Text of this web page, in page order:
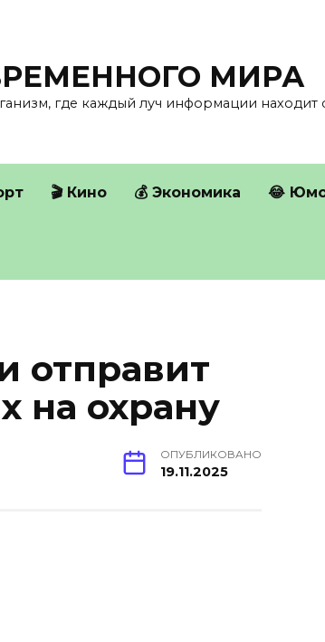
МИРА
где каждый луч информации находит
🎬 Кино 💰 Экономика 😂
отправит
на охрану
ОПУБЛИКОВАНО
19.11.2025